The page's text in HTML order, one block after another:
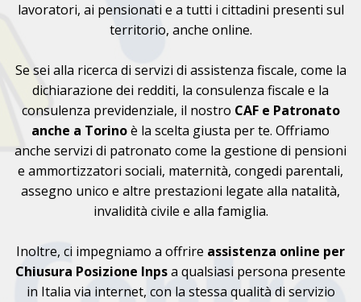
lavoratori, ai pensionati e a tutti i cittadini presenti sul
territorio, anche online.
Se sei alla ricerca di servizi di assistenza fiscale, come la
dichiarazione dei redditi, la consulenza fiscale e la
consulenza previdenziale, il nostro CAF e Patronato
anche a Torinoè la scelta giusta per te. Offriamo
anche servizi di patronato come la gestione di pensioni
e ammortizzatori sociali, maternità, congedi parentali,
assegno unico e altre prestazioni legate alla natalità,
invalidità civile e alla famiglia.
Inoltre, ci impegniamo a offrire assistenza online per
Chiusura Posizione Inpsa qualsiasi persona presente
in Italia via internet, con la stessa qualità di servizio